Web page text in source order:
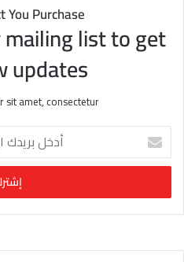
You Purchase
list to get
updates!
amet, consectetur.
خ
ب
ر
د